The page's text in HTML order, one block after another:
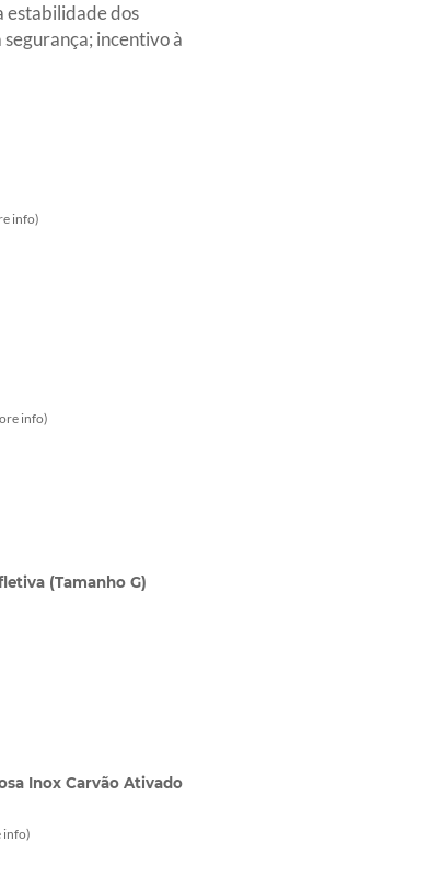
estabilidade dos
incentivo à
info)
info)
(Tamanho G)
Inox Carvão Ativado
info)